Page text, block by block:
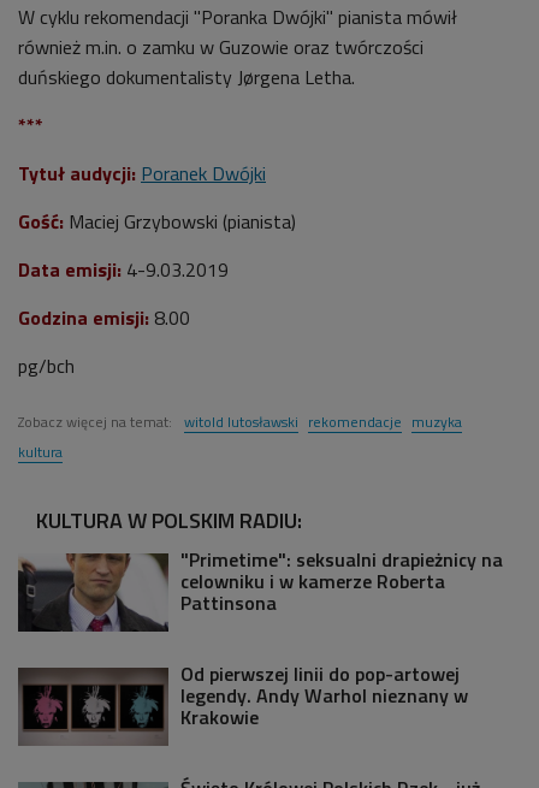
W cyklu rekomendacji "Poranka Dwójki" pianista mówił
również m.in. o zamku w Guzowie oraz twórczości
duńskiego dokumentalisty Jørgena Letha.
***
Tytuł audycji: Poranek Dwójki
Gość: Maciej Grzybowski (pianista)
Data emisji: 4-9.03.2019
Godzina emisji: 8.00
pg/bch
Zobacz więcej na temat: witold lutosławski rekomendacje muzyka
kultura
KULTURA W POLSKIM RADIU:
"Primetime": seksualni drapieżnicy na
celowniku i w kamerze Roberta
Pattinsona
Od pierwszej linii do pop-artowej
legendy. Andy Warhol nieznany w
Krakowie